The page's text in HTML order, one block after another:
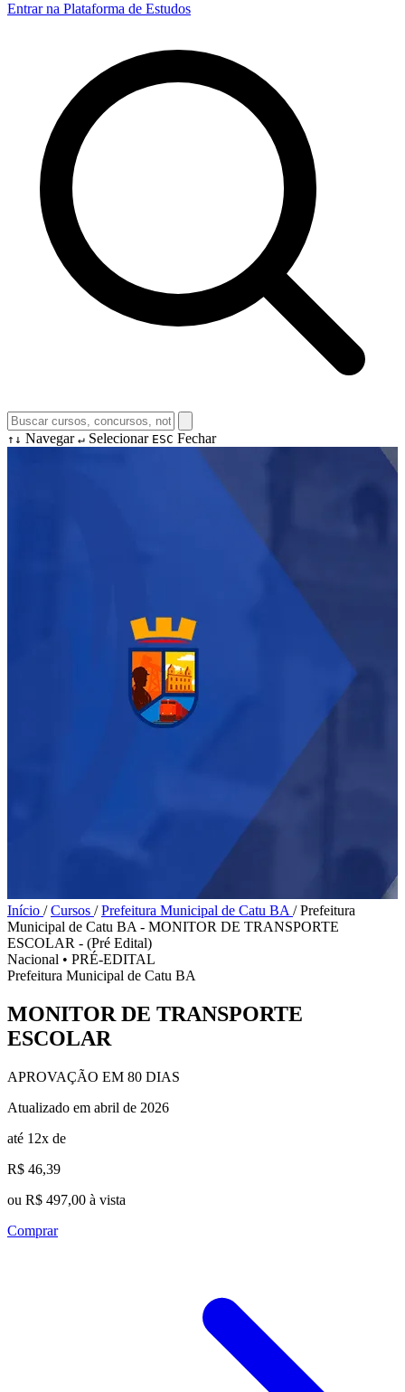
Entrar na Plataforma de Estudos
↑↓ Navegar ↵ Selecionar ESC Fechar
Início / Cursos / Prefeitura Municipal de Catu BA / Prefeitura
Municipal de Catu BA - MONITOR DE TRANSPORTE
ESCOLAR - (Pré Edital)
Nacional • PRÉ-EDITAL
Prefeitura Municipal de Catu BA
MONITOR DE TRANSPORTE
ESCOLAR
APROVAÇÃO EM 80 DIAS
Atualizado em abril de 2026
até 12x de
R$ 46,39
ou R$ 497,00 à vista
Comprar